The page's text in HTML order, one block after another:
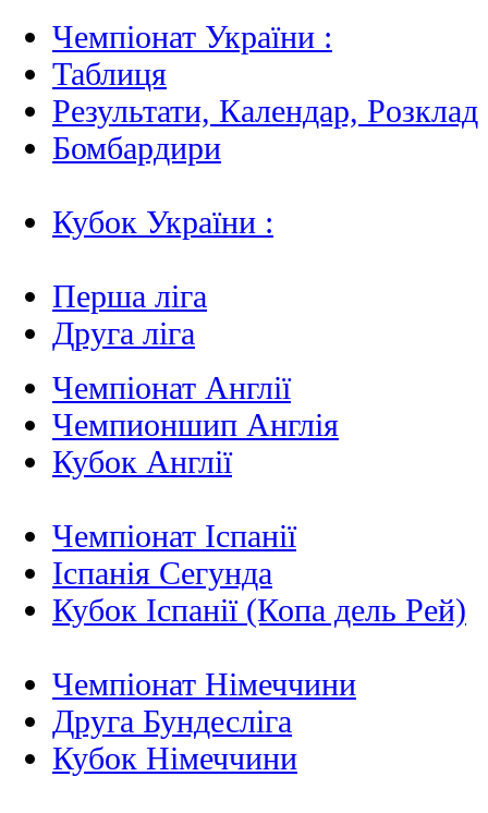
Чемпіонат України :
Таблиця
Результати, Календар, Poзклад
Бомбардири
Кубок України :
Перша ліга
Друга ліга
Чемпіонат Англії
Чемпионшип Англія
Кубок Англії
Чемпіонат Іспанії
Іспанія Сегунда
Кубок Іспанії (Копа дель Рей)
Чемпіонат Німеччини
Друга Бундесліга
Кубок Німеччини